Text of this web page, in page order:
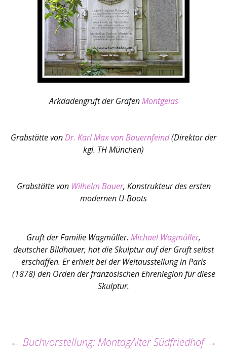
Arkdadengruft der GrafenMontgelas
Grabstätte vonDr. Karl Max von Bauernfeind(Direktor der
kgl. TH München)
Grabstätte von Wilhelm Bauer, Konstrukteur des ersten
modernen U-Boots
Gruft der Familie Wagmüller. Michael Wagmüller,
deutscher Bildhauer, hat die Skulptur auf der Gruft selbst
erschaffen. Er erhielt bei der Weltausstellung in Paris
(1878) den Orden der französischen Ehrenlegion für diese
Skulptur.
← Buchvorstellung: MontagAlter Südfriedhof →